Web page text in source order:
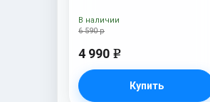
6 590 р
4 990 e
Купить
В наличии